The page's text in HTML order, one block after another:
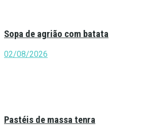
Sopa de agrião com batata
02/08/2026
Pastéis de massa tenra